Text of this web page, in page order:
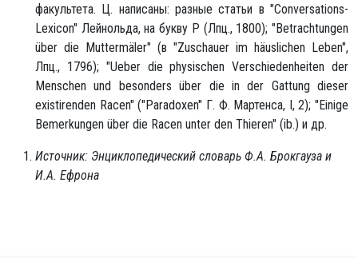
факультета. Ц. написаны: разные статьи в "Conversations-
Lexicon" Лейнольда, на букву P (Лпц., 1800); "Betrachtungen
über die Muttermäler" (в "Zuschauer im häuslichen Leben",
Лпц., 1796); "Ueber die physischen Verschiedenheiten der
Menschen und besonders über die in der Gattung dieser
existirenden Racen" ("Paradoxen" Г. Ф. Мартенса, I, 2); "Einige
Bemerkungen über die Racen unter den Thieren" (ib.) и др.
Источник: Энциклопедический словарь Ф.А. Брокгауза и
И.А. Ефрона